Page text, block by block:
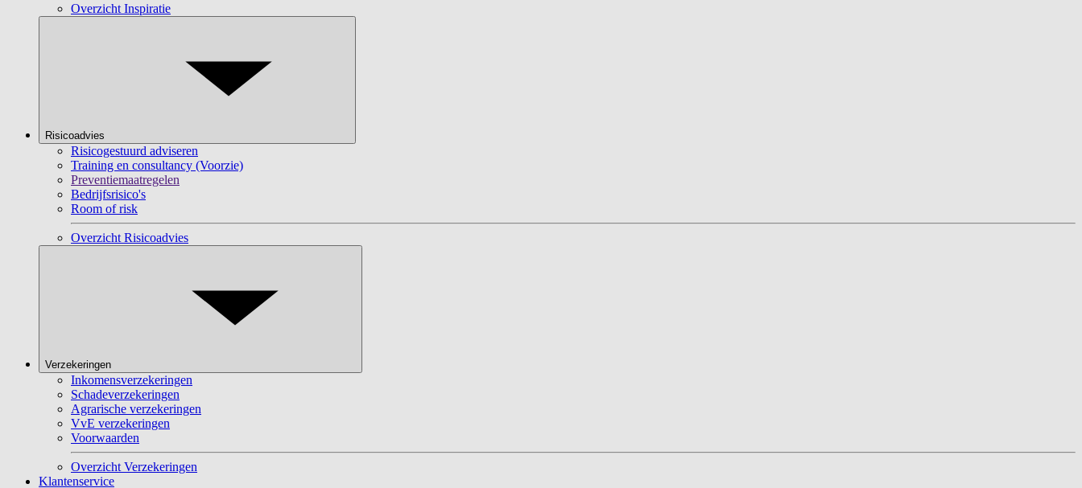
Overzicht Inspiratie
Risicoadvies
Risicogestuurd adviseren
Training en consultancy (Voorzie)
Preventiemaatregelen
Bedrijfsrisico's
Room of risk
Overzicht Risicoadvies
Verzekeringen
Inkomensverzekeringen
Schadeverzekeringen
Agrarische verzekeringen
VvE verzekeringen
Voorwaarden
Overzicht Verzekeringen
Klantenservice